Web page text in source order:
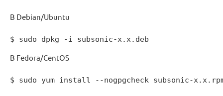
В Debian/Ubuntu
$ sudo dpkg -i subsonic-x.x.deb
В Fedora/CentOS
$ sudo yum install --nogpgcheck subsonic-